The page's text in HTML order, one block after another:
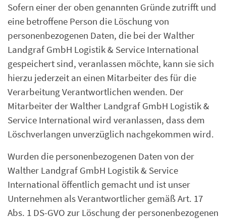
Sofern einer der oben genannten Gründe zutrifft und
eine betroffene Person die Löschung von
personenbezogenen Daten, die bei der Walther
Landgraf GmbH Logistik & Service International
gespeichert sind, veranlassen möchte, kann sie sich
hierzu jederzeit an einen Mitarbeiter des für die
Verarbeitung Verantwortlichen wenden. Der
Mitarbeiter der Walther Landgraf GmbH Logistik &
Service International wird veranlassen, dass dem
Löschverlangen unverzüglich nachgekommen wird.
Wurden die personenbezogenen Daten von der
Walther Landgraf GmbH Logistik & Service
International öffentlich gemacht und ist unser
Unternehmen als Verantwortlicher gemäß Art. 17
Abs. 1 DS-GVO zur Löschung der personenbezogenen